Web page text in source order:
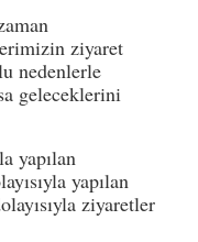
ziyaret
nedenlerle
geleceklerini
yapılan
yapılan
ziyaretler